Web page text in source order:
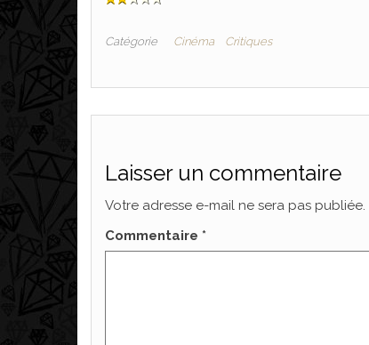
Catégorie Cinéma Critiques
Laisser un commentaire
Votre adresse e-mail ne sera pas publiée.
Commentaire *